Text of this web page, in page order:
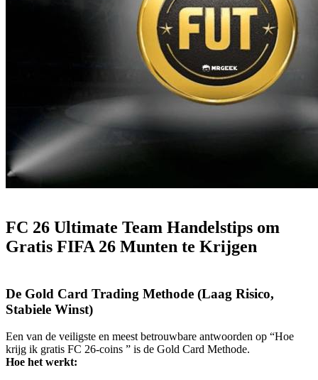
FC 26 Ultimate Team Handelstips om
Gratis FIFA 26 Munten te Krijgen
De Gold Card Trading Methode (Laag Risico,
Stabiele Winst)
Een van de veiligste en meest betrouwbare antwoorden op “Hoe
krijg ik gratis FC 26-coins ” is de Gold Card Methode.
Hoe het werkt: